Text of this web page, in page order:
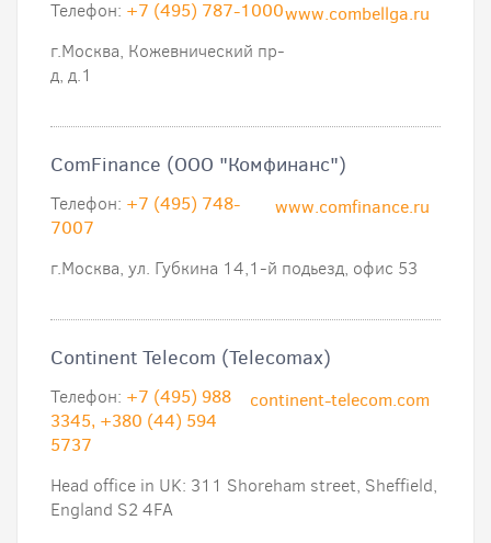
www.combellga.ru
Телефон: +7 (495) 787-1000
г.Москва, Кожевнический пр-
д, д.1
ComFinance (ООО "Комфинанс")
www.comfinance.ru
Телефон: +7 (495) 748-
7007
г.Москва, ул. Губкина 14,1-й подьезд, офис 53
Continent Telecom (Telecomax)
continent-telecom.com
Телефон: +7 (495) 988
3345, +380 (44) 594
5737
Head office in UK: 311 Shoreham street, Sheffield,
England S2 4FA